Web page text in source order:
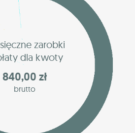
zarobki
dla kwoty
840,00 zł
brutto